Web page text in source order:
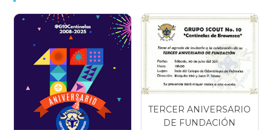
TERCER ANIVERSARIO
DE FUNDACIÓN